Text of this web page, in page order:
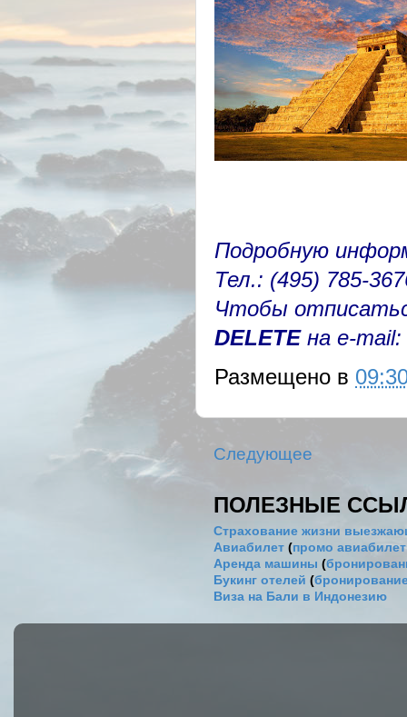
Подробную
Тел.: (495) 785-
Чтобы
DELETEна e-mail:
Размещено в
Следующее
ПОЛЕЗНЫЕ
Страхование жизни
Авиабилет (промо
Аренда машины (
Букинг отелей (
Виза на Бали в Индонезию